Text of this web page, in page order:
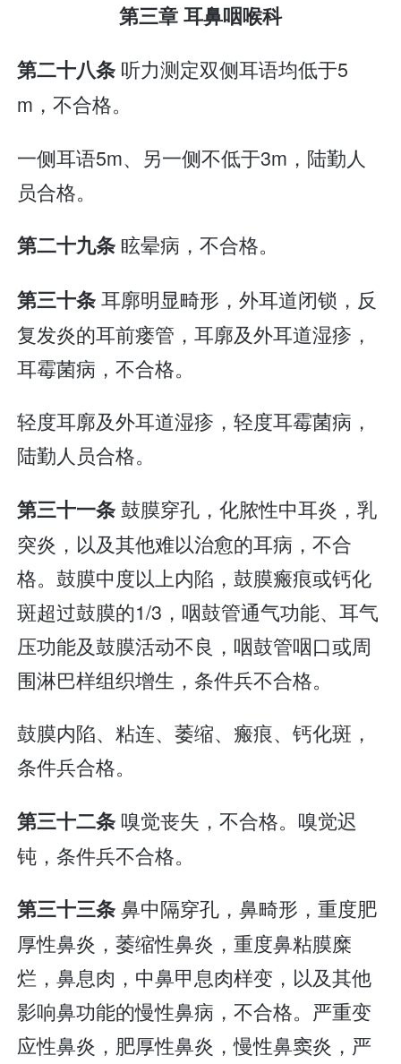
第三章 耳鼻咽喉科
第二十八条 听力测定双侧耳语均低于5
m，不合格。
一侧耳语5m、另一侧不低于3m，陆勤人
员合格。
第二十九条 眩晕病，不合格。
第三十条耳廓明显畸形，外耳道闭锁，反
复发炎的耳前瘘管，耳廓及外耳道湿疹，
耳霉菌病，不合格。
轻度耳廓及外耳道湿疹，轻度耳霉菌病，
陆勤人员合格。
第三十一条鼓膜穿孔，化脓性中耳炎，乳
突炎，以及其他难以治愈的耳病，不合
格。鼓膜中度以上内陷，鼓膜瘢痕或钙化
斑超过鼓膜的1/3，咽鼓管通气功能、耳气
压功能及鼓膜活动不良，咽鼓管咽口或周
围淋巴样组织增生，条件兵不合格。
鼓膜内陷、粘连、萎缩、瘢痕、钙化斑，
条件兵合格。
第三十二条 嗅觉丧失，不合格。嗅觉迟
钝，条件兵不合格。
第三十三条鼻中隔穿孔，鼻畸形，重度肥
厚性鼻炎，萎缩性鼻炎，重度鼻粘膜糜
烂，鼻息肉，中鼻甲息肉样变，以及其他
影响鼻功能的慢性鼻病，不合格。严重变
应性鼻炎，肥厚性鼻炎，慢性鼻窦炎，严